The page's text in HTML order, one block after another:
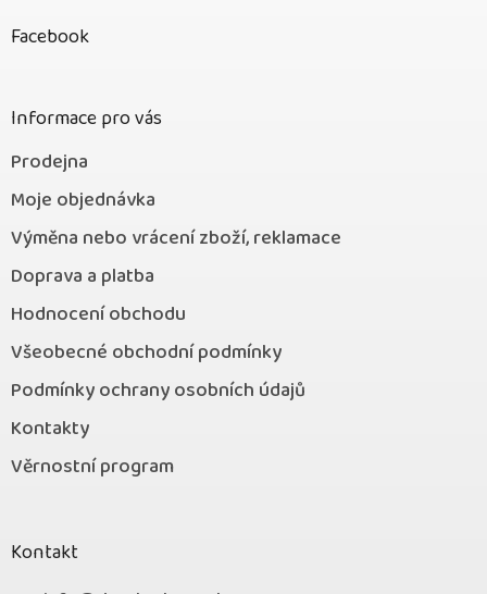
Facebook
Informace pro vás
Prodejna
Moje objednávka
Výměna nebo vrácení zboží, reklamace
Doprava a platba
Hodnocení obchodu
Všeobecné obchodní podmínky
Podmínky ochrany osobních údajů
Kontakty
Věrnostní program
Kontakt